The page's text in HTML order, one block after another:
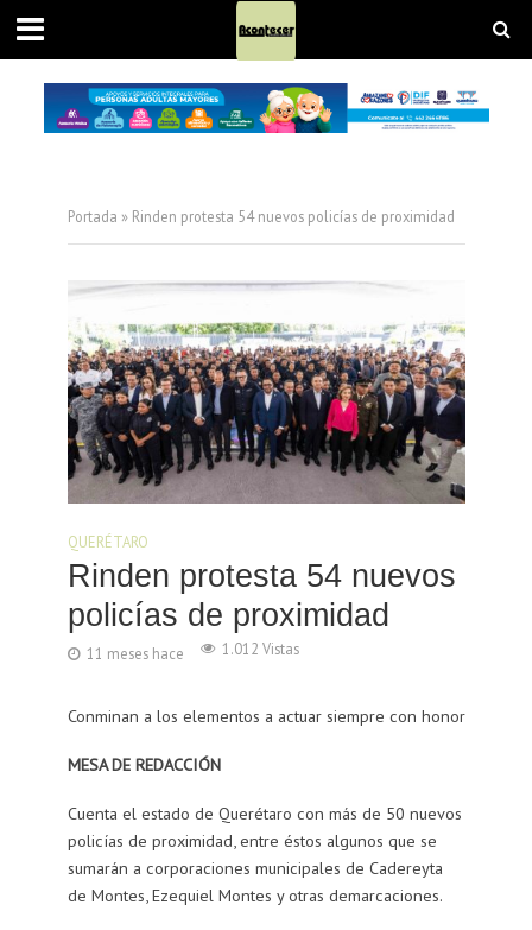
Portada » Rinden protesta 54 nuevos policías de proximidad
QUERÉTARO
Rinden protesta 54 nuevos
policías de proximidad
11 meses hace 1.012 Vistas
Conminan a los elementos a actuar siempre con honor
MESA DE REDACCIÓN
Cuenta el estado de Querétaro con más de 50 nuevos
policías de proximidad, entre éstos algunos que se
sumarán a corporaciones municipales de Cadereyta
de Montes, Ezequiel Montes y otras demarcaciones.